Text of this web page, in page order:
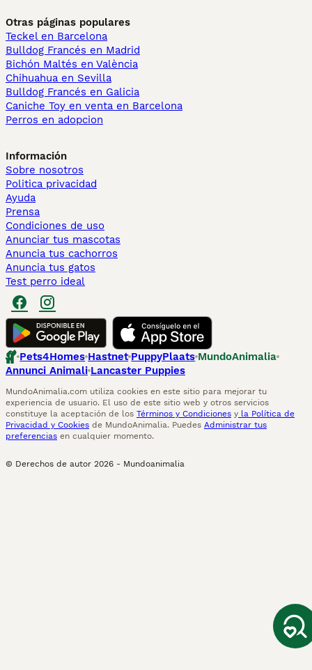
Otras páginas populares
Teckel en Barcelona
Bulldog Francés en Madrid
Bichón Maltés en València
Chihuahua en Sevilla
Bulldog Francés en Galicia
Caniche Toy en venta en Barcelona
Perros en adopcion
Información
Sobre nosotros
Politica privacidad
Ayuda
Prensa
Condiciones de uso
Anunciar tus mascotas
Anuncia tus cachorros
Anuncia tus gatos
Test perro ideal
Pets4Homes Hastnet PuppyPlaats MundoAnimalia
Annunci Animali Lancaster Puppies
MundoAnimalia.com utiliza cookies en este sitio para mejorar tu
experiencia de usuario. El uso de este sitio web y otros servicios
constituye la aceptación de los Términos y Condiciones y la Política de
Privacidad y Cookies de MundoAnimalia. Puedes Administrar tus
preferencias en cualquier momento.
© Derechos de autor 2026 - Mundoanimalia